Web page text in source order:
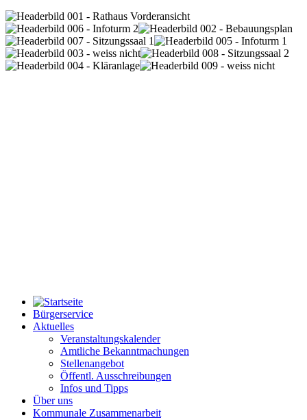
Bürgerservice
Aktuelles
Veranstaltungskalender
Amtliche Bekanntmachungen
Stellenangebot
Öffentl. Ausschreibungen
Infos und Tipps
Über uns
Kommunale Zusammenarbeit